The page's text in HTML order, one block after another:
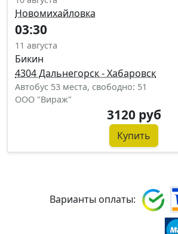
Новомихайловка
03:30
11 августа
Бикин
4304 Дальнегорск - Хабаровск
Автобус 53 места, свободно: 51
ООО "Вираж"
3120 руб
Купить
Варианты оплаты: